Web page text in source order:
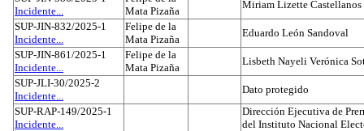
Incidente...
Mata Pizaña
Miriam Lizette Castellanos
SUP-JIN-832/2025-1
Incidente...
Felipe de la
Mata Pizaña
Eduardo León Sandoval
SUP-JIN-861/2025-1
Incidente...
Felipe de la
Mata Pizaña
Lisbeth Nayeli Verónica
SUP-JLI-30/2025-2
Incidente...
Dato protegido
SUP-RAP-149/2025-1
Incidente...
Dirección Ejecutiva de
del Instituto Nacional